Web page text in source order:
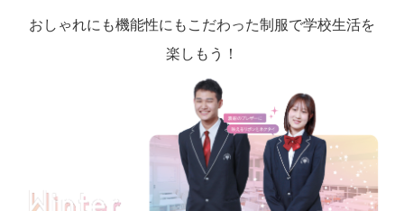
おしゃれにも機能性にもこだわった制服で学校生活を
楽しもう！